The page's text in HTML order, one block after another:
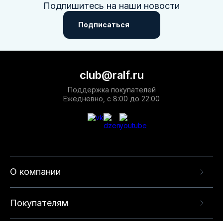
Подпишитесь на наши новости
Подписаться
О компании
Покупателям
club@ralf.ru
Поддержка покупателей
Ежедневно, с 8:00 до 22:00